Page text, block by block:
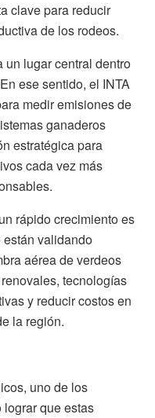
clave para reducir
de los rodeos.
un lugar central dentro
ese sentido, el INTA
medir emisiones de
ganaderos
estratégica para
cada vez más
rápido crecimiento es
validando
aérea de verdeos
tecnologías
y reducir costos en
la región.
uno de los
que estas